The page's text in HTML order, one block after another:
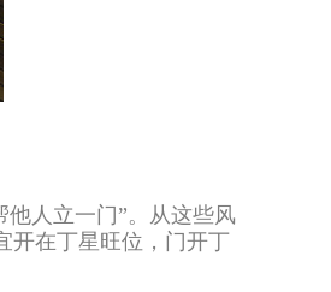
人立一门”。从这些风
开在丁星旺位，门开丁